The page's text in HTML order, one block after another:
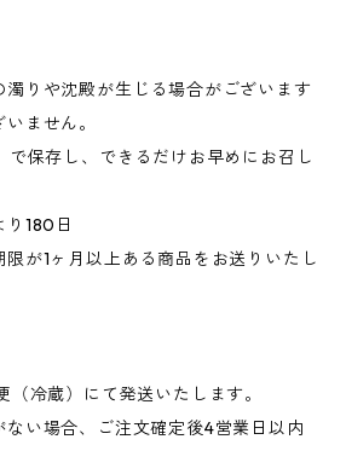
濁りや沈殿が生じる場合がございます
ません。
保存し、できるだけお早めにお召し
り180日
限が1ヶ月以上ある商品をお送りいたし
（冷蔵）にて発送いたします。
ない場合、ご注文確定後4営業日以内